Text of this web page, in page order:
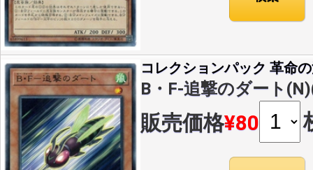
コレクションパック 革命
B・F-追撃のダート
販売価格¥80